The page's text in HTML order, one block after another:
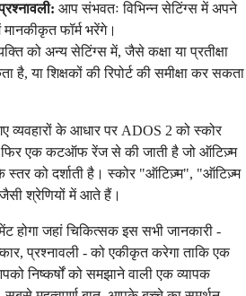
आप संभवतः विभिन्न सेटिंग्स में अपने
फॉर्म भरेंगे।
को अन्य सेटिंग्स में, जैसे कक्षा या प्रतीक्षा
है, या शिक्षकों की रिपोर्ट की समीक्षा कर सकता
व्यवहारों के आधार पर ADOS 2 को स्कोर
फिर एक कटऑफ रेंज से की जाती है जो ऑटिज़्म
को दर्शाती है। स्कोर "ऑटिज़्म", "ऑटिज़्म
श्रेणियों में आते हैं।
होगा जहां चिकित्सक इस सभी जानकारी -
प्रश्नावली - को एकीकृत करेगा ताकि एक
निष्कर्षों को समझाने वाली एक व्यापक